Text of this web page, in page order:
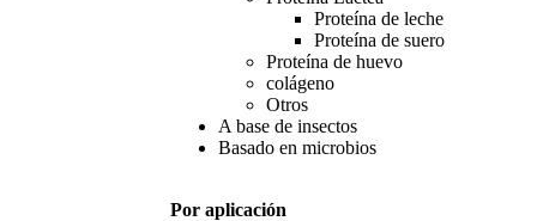
Proteína de leche
Proteína de suero
Proteína de huevo
colágeno
Otros
A base de insectos
Basado en microbios
Por aplicación